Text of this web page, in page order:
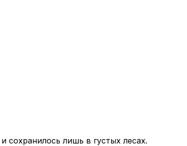
сохранилось лишь в густых лесах.